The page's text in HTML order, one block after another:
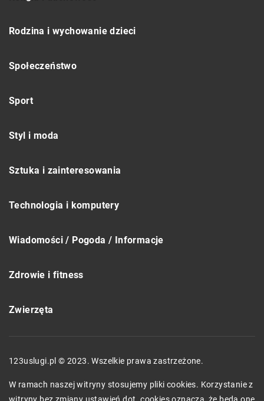
Rodzina i wychowanie dzieci
Społeczeństwo
Sport
Styl i moda
Sztuka i zainteresowania
Technologia i komputery
Wiadomości / Pogoda / Informacje
Zdrowie i fitness
Zwierzęta
123uslugi.pl © 2023. Wszelkie prawa zastrzeżone.
W ramach naszej witryny stosujemy pliki cookies. Korzystanie z
witryny bez zmiany ustawień dot. cookies oznacza, że będą one